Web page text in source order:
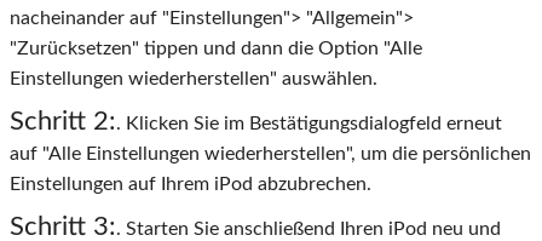
nacheinander auf "Einstellungen"> "Allgemein">
"Zurücksetzen" tippen und dann die Option "Alle
Einstellungen wiederherstellen" auswählen.
Schritt 2:. Klicken Sie im Bestätigungsdialogfeld erneut
auf "Alle Einstellungen wiederherstellen", um die persönlichen
Einstellungen auf Ihrem iPod abzubrechen.
Schritt 3:. Starten Sie anschließend Ihren iPod neu und